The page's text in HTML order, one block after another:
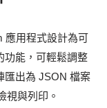
應用程式設計為可
功能，可輕鬆調整
匯出為 JSON 檔案
視與列印。